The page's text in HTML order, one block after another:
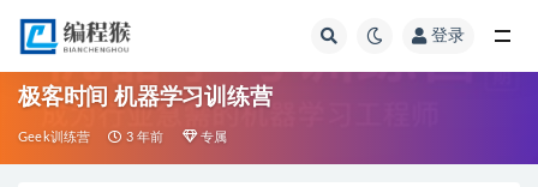
登录
极客时间 机器学习训练营
Geek训练营 3 年前 专属